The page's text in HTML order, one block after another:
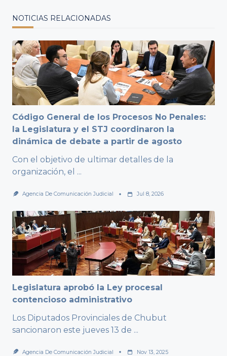
NOTICIAS RELACIONADAS
Código General de los Procesos No Penales:
la Legislatura y el STJ coordinaron la
dinámica de debate a partir de agosto
Con el objetivo de ultimar detalles de la
organización, el ...
Agencia De Comunicación Judicial Jul 8, 2026
Legislatura aprobó la Ley procesal
contencioso administrativo
Los Diputados Provinciales de Chubut
sancionaron este jueves 13 de ...
Agencia De Comunicación Judicial Nov 13, 2025